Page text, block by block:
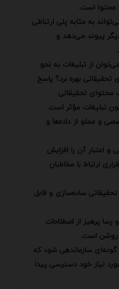
محتوا است.
به مثابه پلی ارتباطی
پیوند می‌دهد و
از تبلیغات به نحو
تحقیقاتی بهره برد؟ پاسخ
محتوای تحقیقاتی
تبلیغات مؤثر است.
و مملو از داده‌ها و
اعتبار آن را افزایش
ارتباط با مخاطبان
تحقیقاتی ساده‌سازی و قابل
رسا پرهیز از اصطلاحات
روشن است.
گونه‌ای سازماندهی شود که
نیاز خود دسترسی پیدا